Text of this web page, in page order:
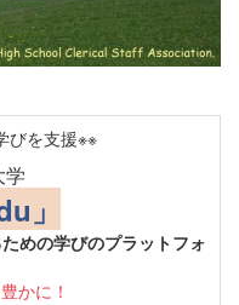
びを支援※※
学
」
めの学びのプラットフォ
かに！